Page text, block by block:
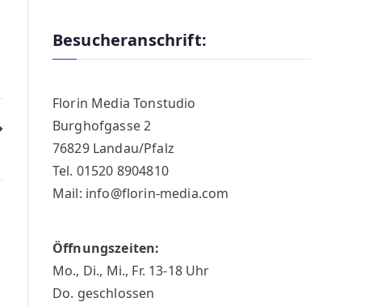
Besucheranschrift:
Florin Media Tonstudio
Burghofgasse 2
76829 Landau/Pfalz
Tel. 01520 8904810
Mail: info@florin-media.com
Öffnungszeiten:
Mo., Di., Mi., Fr. 13-18 Uhr
Do. geschlossen